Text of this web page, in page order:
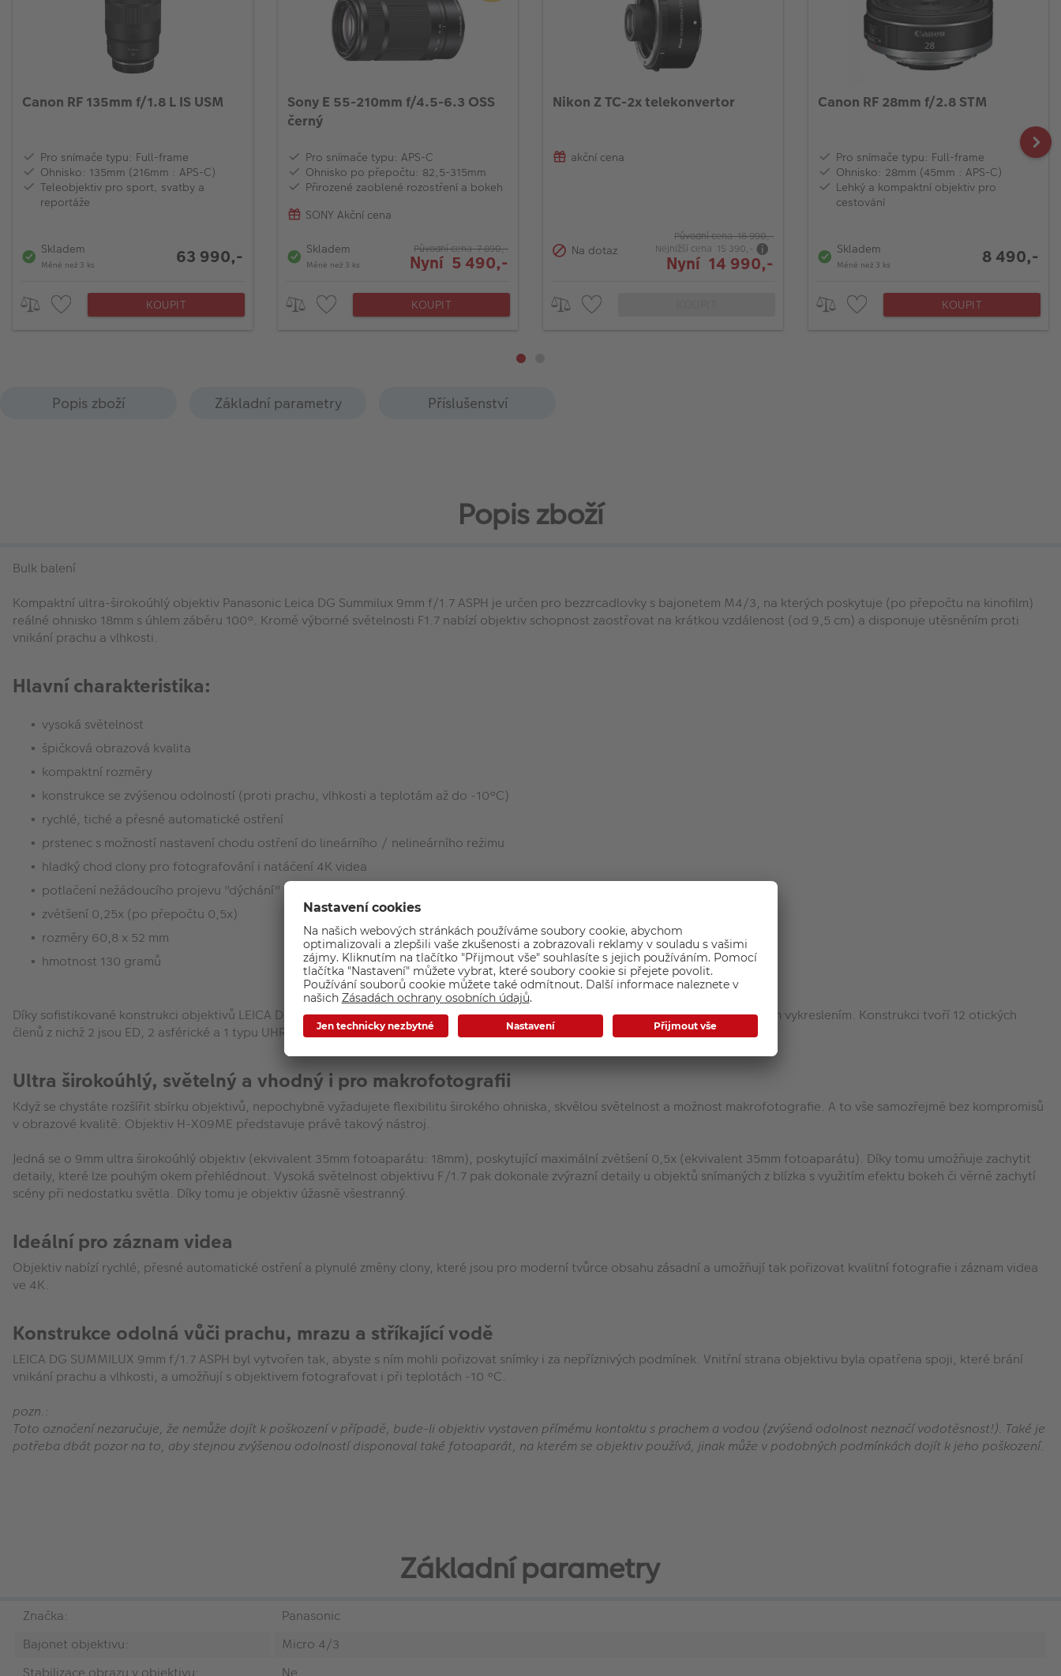
Canon RF 135mm f/1.8 L IS USM
Pro snímače typu: Full-frame
Ohnisko: 135mm (216mm : APS-C)
Teleobjektiv pro sport, svatby a
reportáže
Skladem
Méně než 3 ks 63 990,-
KOUPIT
Sony E 55-210mm f/4.5-6.3 OSS
černý
Pro snímače typu: APS-C
Ohnisko po přepočtu: 82,5-315mm
Přirozené zaoblené rozostření a bokeh
SONY Akční cena
Skladem
Méně než 3 ks
Původní cena 7 890,-
Nyní 5 490,-
KOUPIT
Nikon Z TC-2x telekonvertor
akční cena
Na dotaz
Původní cena 16 990,-
Nejnižší cena 15 390,-
Nyní 14 990,-
Canon RF 28mm f/2.8 STM
Pro snímače typu: Full-frame
Ohnisko: 28mm (45mm : APS-C)
Lehký a kompaktní objektiv pro
cestování
Skladem
Méně než 3 ks 8 490,-
KOUPIT
Popis zboží Základní parametry Příslušenství
Popis zboží
Bulk balení
Kompaktní ultra-širokoúhlý objektiv Panasonic Leica DG Summilux 9mm f/1.7 ASPH je určen pro bezzrcadlovky s bajonetem M4/3, na kterých poskytuje (po přepočtu na kinofilm)
reálné ohnisko 18mm s úhlem záběru 100°. Kromě výborné světelnosti F1.7 nabízí objektiv schopnost zaostřovat na krátkou vzdálenost (od 9,5 cm) a disponuje utěsněním proti
vnikání prachu a vlhkosti.
Hlavní charakteristika:
vysoká světelnost
špičková obrazová kvalita
kompaktní rozměry
konstrukce se zvýšenou odolností (proti prachu, vlhkosti a teplotám až do -10°C)
rychlé, tiché a přesné automatické ostření
prstenec s možností nastavení chodu ostření do lineárního / nelineárního režimu
hladký chod clony pro fotografování i natáčení 4K videa
potlačení nežádoucího projevu "dýchání" při záznamu videa
zvětšení 0,25x (po přepočtu 0,5x)
rozměry 60,8 x 52 mm
hmotnost 130 gramů
Díky sofistikované konstrukci objektivů LEICA DG si budete užívat dokonalou čistotu obrazu v celé ploše fotografií s přesným a ostrým vykreslením. Konstrukci tvoří 12 otických
členů z nichž 2 jsou ED, 2 asférické a 1 typu UHR.
Ultra širokoúhlý, světelný a vhodný i pro makrofotografii
Když se chystáte rozšířit sbírku objektivů, nepochybně vyžadujete flexibilitu širokého ohniska, skvělou světelnost a možnost makrofotografie. A to vše samozřejmě bez kompromisů
v obrazové kvalitě. Objektiv H-X09ME představuje právě takový nástroj.
Jedná se o 9mm ultra širokoúhlý objektiv (ekvivalent 35mm fotoaparátu: 18mm), poskytující maximální zvětšení 0,5x (ekvivalent 35mm fotoaparátu). Díky tomu umožňuje zachytit
detaily, které lze pouhým okem přehlédnout. Vysoká světelnost objektivu F/1.7 pak dokonale zvýrazní detaily u objektů snímaných z blízka s využitím efektu bokeh či věrně zachytí
scény při nedostatku světla. Díky tomu je objektiv úžasně všestranný.
Ideální pro záznam videa
Objektiv nabízí rychlé, přesné automatické ostření a plynulé změny clony, které jsou pro moderní tvůrce obsahu zásadní a umožňují tak pořizovat kvalitní fotografie i záznam videa
ve 4K.
Konstrukce odolná vůči prachu, mrazu a stříkající vodě
LEICA DG SUMMILUX 9mm f/1.7 ASPH byl vytvořen tak, abyste s ním mohli pořizovat snímky i za nepříznivých podmínek. Vnitřní strana objektivu byla opatřena spoji, které brání
vnikání prachu a vlhkosti, a umožňují s objektivem fotografovat i při teplotách -10 °C.
pozn.:
Toto označení nezaručuje, že nemůže dojít k poškození v případě, bude-li objektiv vystaven přímému kontaktu s prachem a vodou (zvýšená odolnost neznačí vodotěsnost!). Také je
potřeba dbát pozor na to, aby stejnou zvýšenou odolností disponoval také fotoaparát, na kterém se objektiv používá, jinak může v podobných podmínkách dojít k jeho poškození.
Základní parametry
Značka:
Panasonic
Bajonet objektivu:
Micro 4/3
Stabilizace obrazu v objektivu:
Ne